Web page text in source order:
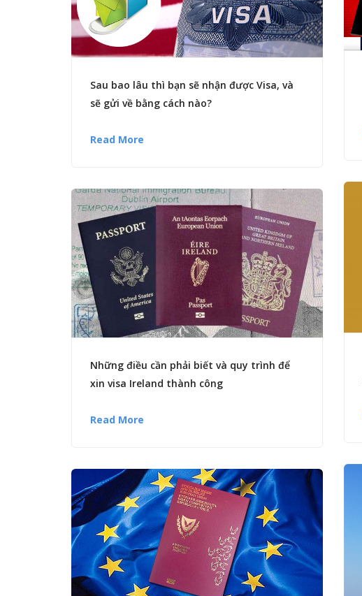
Sau bao lâu thì bạn sẽ nhận được Visa, và
sẽ gửi về bằng cách nào?
Read More
Những điều cần phải biết và quy trình để
xin visa Ireland thành công
Read More